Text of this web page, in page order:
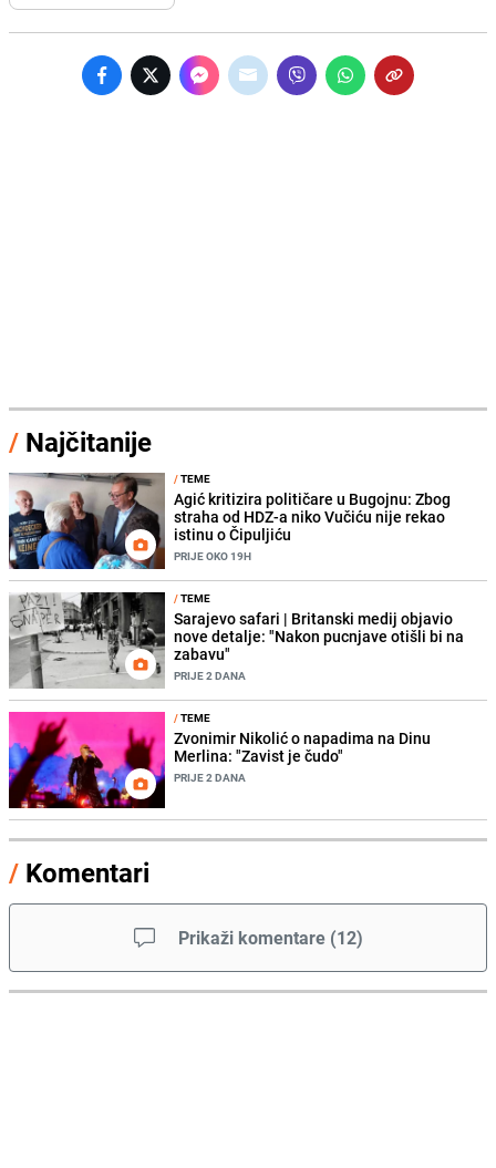
/ Najčitanije
/TEME
Agić kritizira političare u Bugojnu: Zbog
straha od HDZ-a niko Vučiću nije rekao
istinu o Čipuljiću
PRIJE OKO 19H
/TEME
Sarajevo safari | Britanski medij objavio
nove detalje: "Nakon pucnjave otišli bi na
zabavu"
PRIJE 2 DANA
/TEME
Zvonimir Nikolić o napadima na Dinu
Merlina: "Zavist je čudo"
PRIJE 2 DANA
/ Komentari
Prikaži komentare (12)